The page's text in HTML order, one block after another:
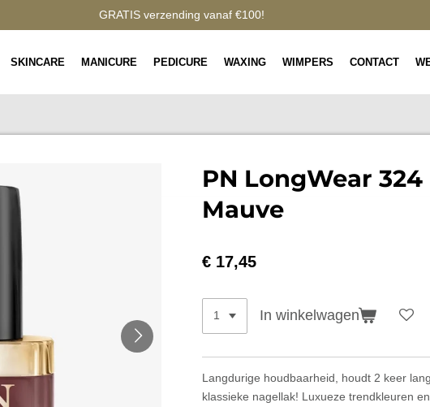
GRATIS verzending vanaf €100!
SKINCARE MANICURE PEDICURE WAXING WIMPERS CONTACT
PN LongWear
Mauve
€ 17,45
In winkelwagen
Langdurige houdbaarheid, houdt 2 keer
klassieke nagellak! Luxueze trendkleuren